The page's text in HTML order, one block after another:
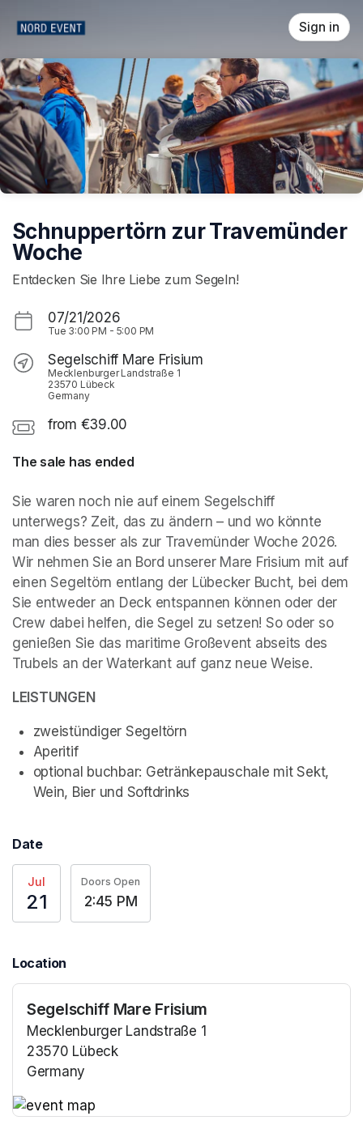
Sign in
Schnuppertörn zur Travemünder
Woche
Entdecken Sie Ihre Liebe zum Segeln!
07/21/2026
Tue 3:00 PM - 5:00 PM
Segelschiff Mare Frisium
Mecklenburger Landstraße 1
23570 Lübeck
Germany
from €39.00
The sale has ended
Sie waren noch nie auf einem Segelschiff
unterwegs? Zeit, das zu ändern – und wo könnte
man dies besser als zur Travemünder Woche 2026.
Wir nehmen Sie an Bord unserer Mare Frisium mit auf
einen Segeltörn entlang der Lübecker Bucht, bei dem
Sie entweder an Deck entspannen können oder der
Crew dabei helfen, die Segel zu setzen! So oder so
genießen Sie das maritime Großevent abseits des
Trubels an der Waterkant auf ganz neue Weise.
LEISTUNGEN
zweistündiger Segeltörn
Aperitif
optional buchbar: Getränkepauschale mit Sekt,
Wein, Bier und Softdrinks
Date
Jul
21
Doors Open
2:45 PM
Location
Segelschiff Mare Frisium
Mecklenburger Landstraße 1
23570 Lübeck
Germany